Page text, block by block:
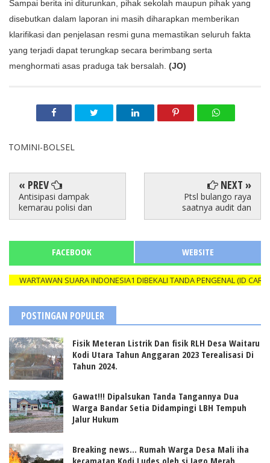
Sampai berita ini diturunkan, pihak sekolah maupun pihak yang
disebutkan dalam laporan ini masih diharapkan memberikan
klarifikasi dan penjelasan resmi guna memastikan seluruh fakta
yang terjadi dapat terungkap secara berimbang serta
menghormati asas praduga tak bersalah. (JO)
TOMINI-BOLSEL
« PREV
Antisipasi dampak
kemarau polisi dan
NEXT »
Ptsl bulango raya
saatnya audit dan
FACEBOOK WEBSITE
SUARA INDONESIA1 DIBEKALI TANDA PENGENAL (ID CARD)
POSTINGAN POPULER
Fisik Meteran Listrik Dan fisik RLH Desa Waitaru
Kodi Utara Tahun Anggaran 2023 Terealisasi Di
Tahun 2024.
Gawat!!! Dipalsukan Tanda Tangannya Dua
Warga Bandar Setia Didampingi LBH Tempuh
Jalur Hukum
Breaking news... Rumah Warga Desa Mali iha
kecamatan Kodi,Ludes oleh si Jago Merah